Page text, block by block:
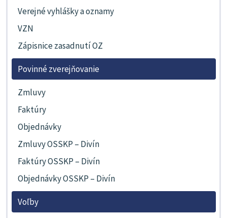
Verejné vyhlášky a oznamy
VZN
Zápisnice zasadnutí OZ
Povinné zverejňovanie
Zmluvy
Faktúry
Objednávky
Zmluvy OSSKP – Divín
Faktúry OSSKP – Divín
Objednávky OSSKP – Divín
Voľby